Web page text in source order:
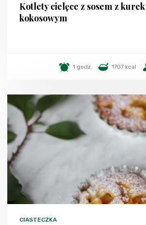
Kotlety cielęce z sosem z
kokosowym
1 godz. 1707 kcal
CIASTECZKA